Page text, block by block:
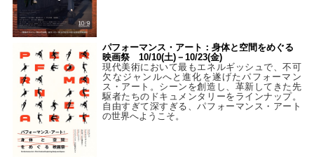
パフォーマンス・アート：身体と空間をめぐる
映画祭 10/10(土)－10/23(金)
現代美術において最もエネルギッシュで、不可
欠なジャンルへと進化を遂げたパフォーマン
ス・アート。シーンを創造し、革新してきた先
駆者たちのドキュメンタリーをラインナップ。
自由すぎて深すぎる、パフォーマンス・アート
の世界へようこそ。